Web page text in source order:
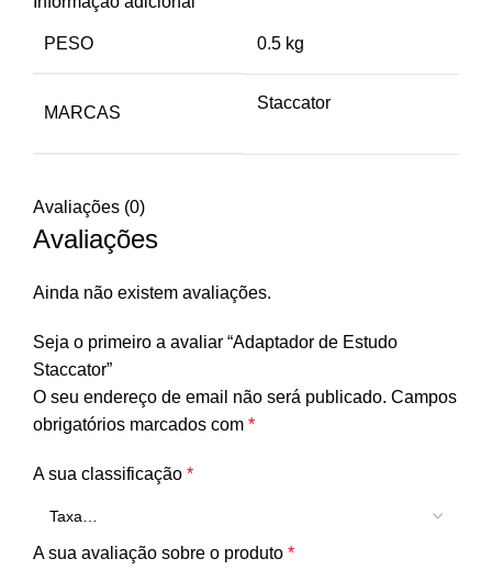
PESO 0.5 kg
MARCAS
Staccator
Avaliações (0)
Avaliações
Ainda não existem avaliações.
Seja o primeiro a avaliar “Adaptador de Estudo
Staccator”
O seu endereço de email não será publicado. Campos
obrigatórios marcados com *
A sua classificação *
A sua avaliação sobre o produto *